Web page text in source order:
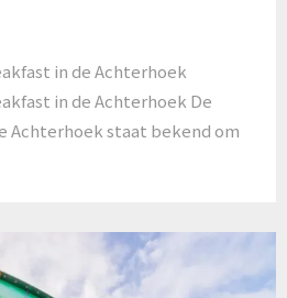
in de Achterhoek
in de Achterhoek De
Achterhoek staat bekend om